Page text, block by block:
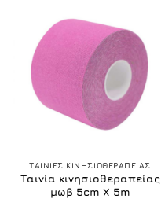
ΤΑΙΝΙΕΣ ΚΙΝΗΣΙΟΘΕΡΑΠΕΙΑΣ
Ταινία κινησιοθεραπείας
μωβ 5cm X 5m